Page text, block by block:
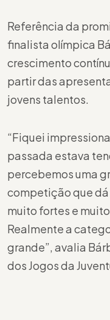
Referência da
finalista olímpica
crescimento
partir das
jovens talentos.
“Fiquei
passada estava
percebemos uma
competição que dá
muito fortes e
Realmente a
grande”, avalia
dos Jogos da